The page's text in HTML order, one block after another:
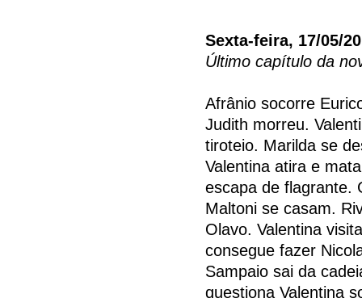
Sexta-feira, 17/05/
Último capítulo da
Afrânio socorre
Judith morreu.
tiroteio. Marilda se
Valentina atira e
escapa de flagrante.
Maltoni se casam.
Olavo. Valentina
consegue fazer
Sampaio sai da
questiona Valentina